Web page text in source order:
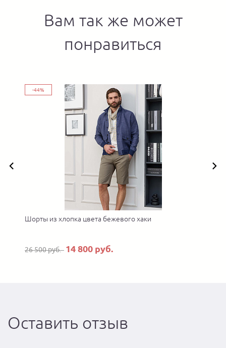
Вам так же может
понравиться
-44%
Шорты из хлопка цвета бежевого хаки
26 500 руб. 14 800 руб.
Оставить отзыв